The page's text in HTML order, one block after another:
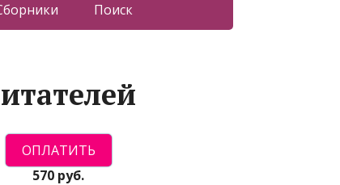
Поиск
570 руб.